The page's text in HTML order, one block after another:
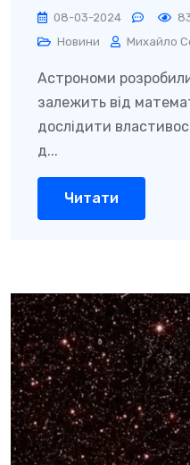
08-03-2024
Новини
Михайло
Астрономи
залежить від
дослідити
д...
Читати